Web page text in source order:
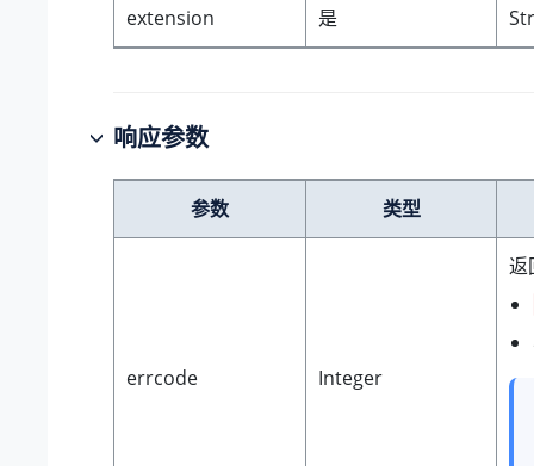
extension 是
响应参数
参数 类型
errcode Integer
返